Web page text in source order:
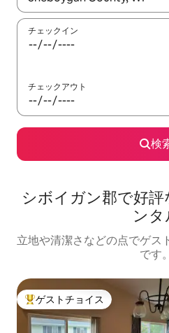
チェックイン
チェックアウト
検
シボイガン郡で好
ンタ
立地や清潔さなどの点でゲス
です。
大好評のゲストチョイスです。
ゲストチョイス